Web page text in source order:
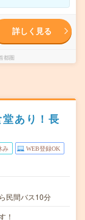
詳しく見る
都圏
堂あり！長
み WEB登録OK
民間バス10分
！